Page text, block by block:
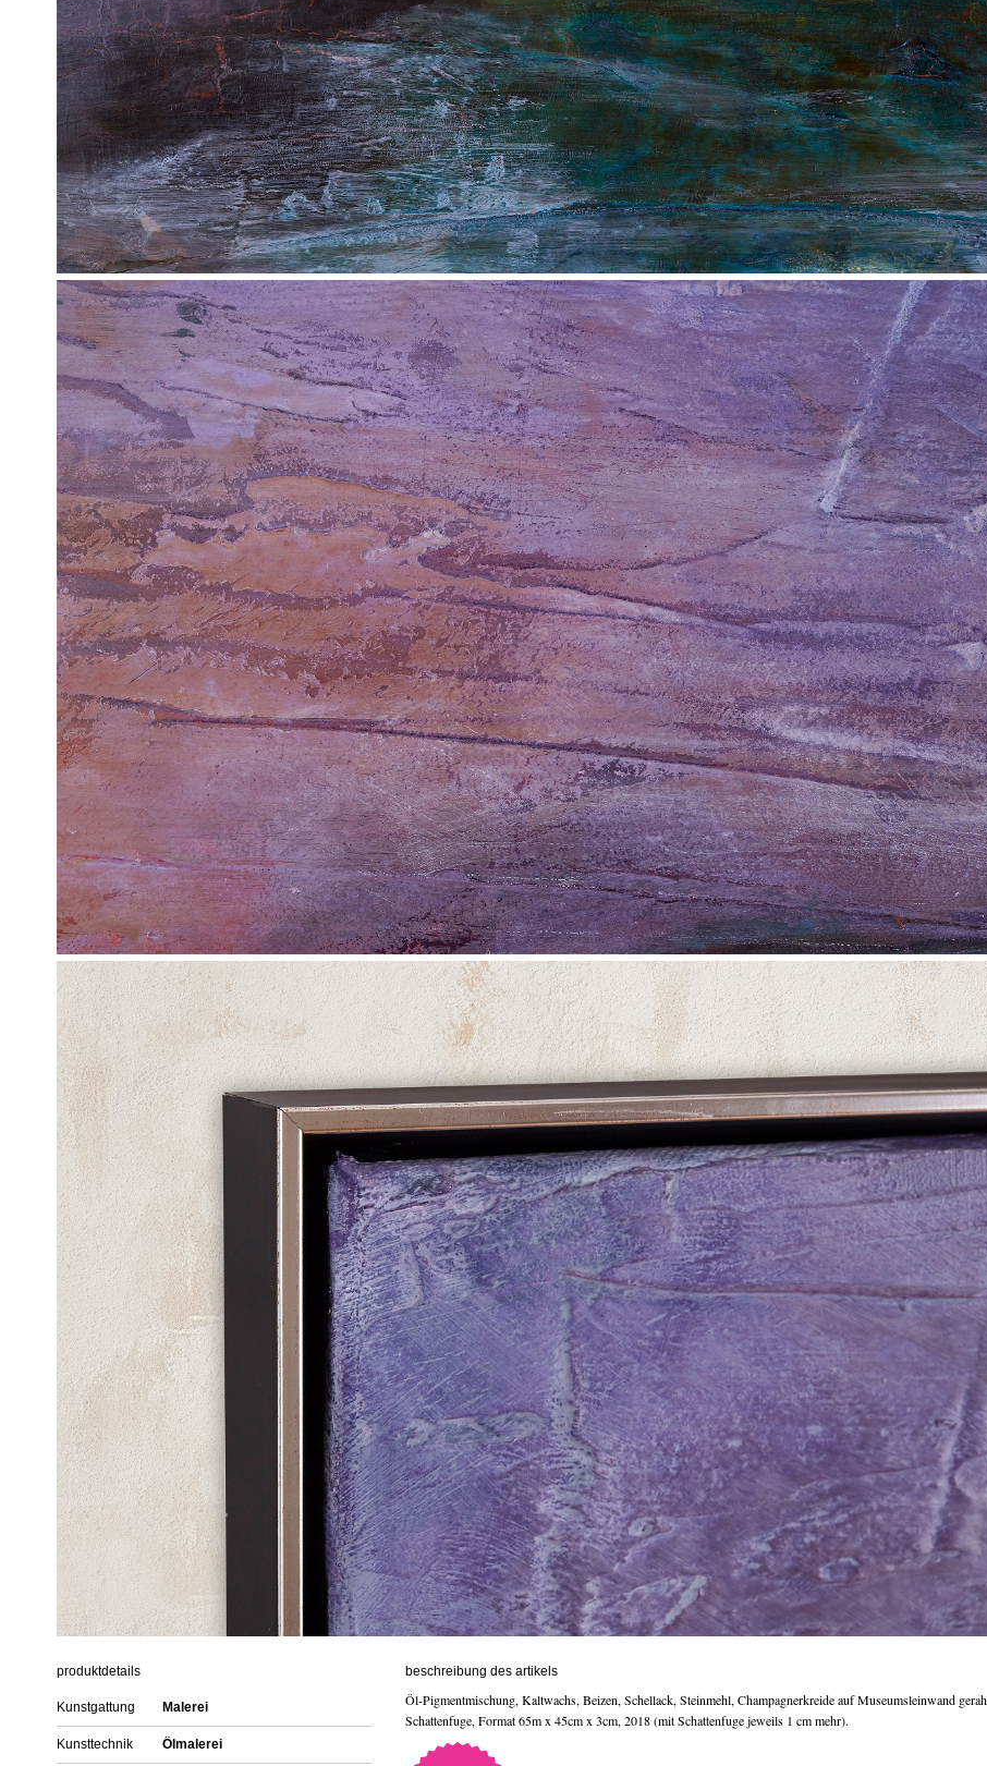
produktdetails
Kunstgattung Malerei
Kunsttechnik Ölmalerei
beschreibung des artikels
Öl-Pigmentmischung, Kaltwachs, Beizen, Schellack, Steinmehl, Champagnerkreide auf Museumsleinwand
Schattenfuge, Format 65m x 45cm x 3cm, 2018 (mit Schattenfuge jeweils 1 cm mehr).